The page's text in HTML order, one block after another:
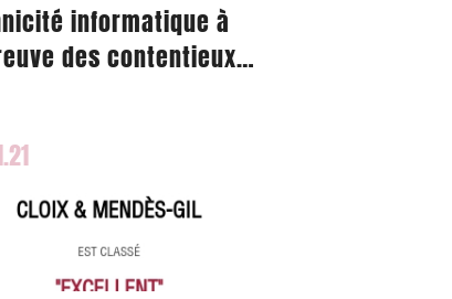
informatique à
des contentieux